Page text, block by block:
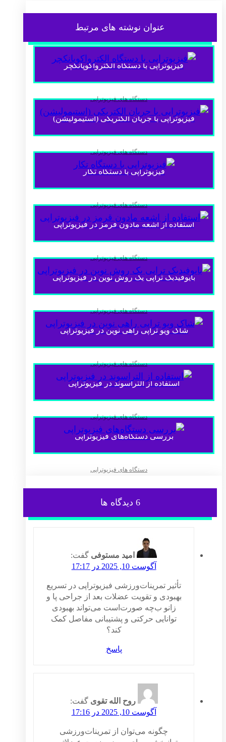
عنوان ‫نوشته های مرتبط
فیزیوتراپی با دستگاه الکترواکوپانکچر
دستگاه های فیزیوتراپی
فیزیوتراپی با جریان الکتریکی (استیمولیشن)
دستگاه های فیزیوتراپی
فیزیوتراپی با دستگاه تکار
دستگاه های فیزیوتراپی
استفاده از اشعه مادون قرمز در فیزیوتراپی
دستگاه های فیزیوتراپی
بایوفیدبک تراپی یک روش نوین در فیزیوتراپی
دستگاه های فیزیوتراپی
شاک ویو تراپی راهی نوین در فیزیوتراپی
دستگاه های فیزیوتراپی
استفاده از التراسوند در فیزیوتراپی
دستگاه های فیزیوتراپی
بررسی دستگاه‌های فیزیوتراپی
دستگاه های فیزیوتراپی
6 دیدگاه ها
امید مستوفی گفت:
آگوست 10, 2025 در 17:17
تأثیر تمرینات‌ورزشی فیزیوتراپی در تسریع
بهبودی و تقویت عضلات بعد از جراحی پا و
زانو ب‌چه صورت‌است می‌تواند بهبودی
توانایی حرکتی و پشتیبانی مفاصل کمک
کند؟
پاسخ
روح الله تقویگفت:
آگوست 10, 2025 در 17:16
چگونه می‌توان از تمرینات‌ورزشی